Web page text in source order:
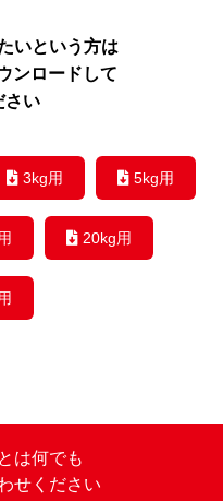
いという方は
ンロードして
さい
3kg用 5kg用
20kg用
は何でも
せください